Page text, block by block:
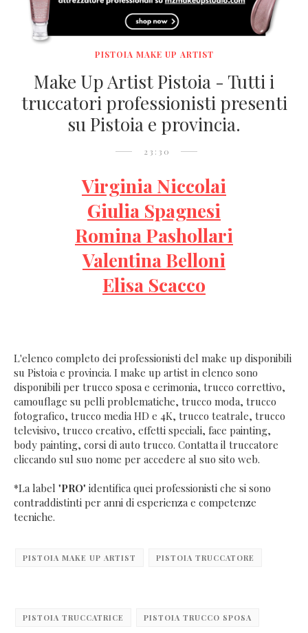
PISTOIA MAKE UP ARTIST
Make Up Artist Pistoia - Tutti i
truccatori professionisti presenti
su Pistoia e provincia.
23:30
Virginia Niccolai
Giulia Spagnesi
Romina Pashollari
Valentina Belloni
Elisa Scacco
L'elenco completo dei professionisti del make up disponibili
su Pistoia e provincia. I make up artist in elenco sono
disponibili per trucco sposa e cerimonia, trucco correttivo,
camouflage su pelli problematiche, trucco moda, trucco
fotografico, trucco media HD e 4K, trucco teatrale, trucco
televisivo, trucco creativo, effetti speciali, face painting,
body painting, corsi di auto trucco. Contatta il truccatore
cliccando sul suo nome per accedere al suo sito web.
*La label "PRO" identifica quei professionisti che si sono
contraddistinti per anni di esperienza e competenze
tecniche.
PISTOIA MAKE UP ARTIST PISTOIA TRUCCATORE
PISTOIA TRUCCATRICE PISTOIA TRUCCO SPOSA